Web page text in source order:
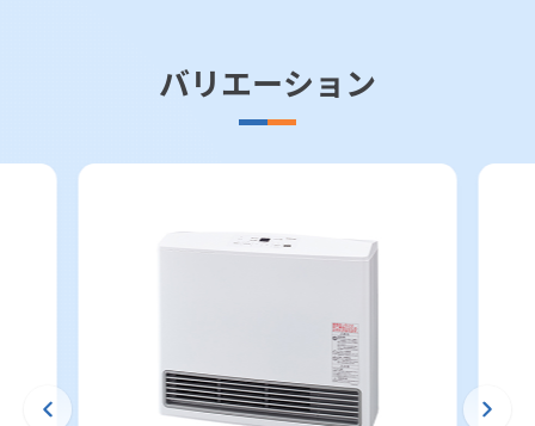
バリエーション